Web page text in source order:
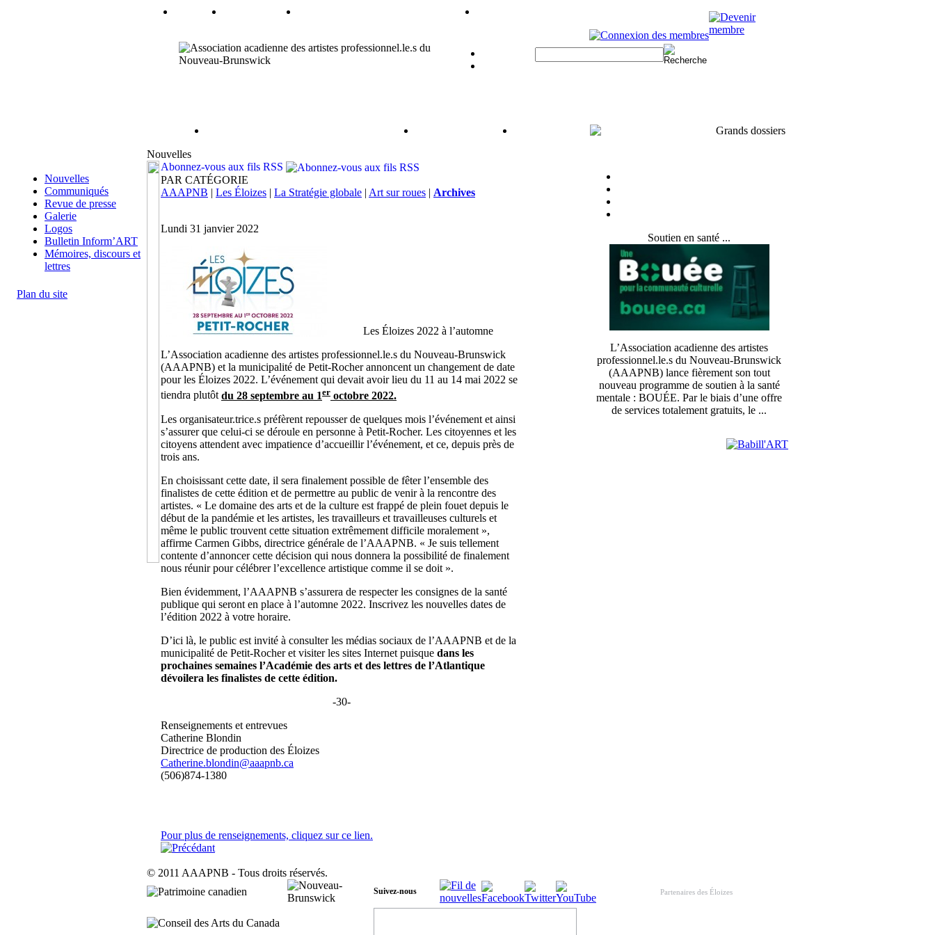
Nouvelles
Communiqués
Revue de presse
Galerie
Logos
Bulletin Inform’ART
Mémoires, discours et
lettres
Plan du site
Nouvelles
Abonnez-vous aux fils RSS
PAR CATÉGORIE
AAAPNB | Les Éloizes | La Stratégie globale | Art sur roues | Archives
Lundi 31 janvier 2022
Les Éloizes 2022 à l’automne
L’Association acadienne des artistes professionnel.le.s du Nouveau-Brunswick
(AAAPNB) et la municipalité de Petit-Rocher annoncent un changement de date
pour les Éloizes 2022. L’événement qui devait avoir lieu du 11 au 14 mai 2022 se
tiendra plutôtdu 28 septembre au 1er octobre 2022.
Les organisateur.trice.s préfèrent repousser de quelques mois l’événement et ainsi
s’assurer que celui-ci se déroule en personne à Petit-Rocher. Les citoyennes et les
citoyens attendent avec impatience d’accueillir l’événement, et ce, depuis près de
trois ans.
En choisissant cette date, il sera finalement possible de fêter l’ensemble des
finalistes de cette édition et de permettre au public de venir à la rencontre des
artistes. « Le domaine des arts et de la culture est frappé de plein fouet depuis le
début de la pandémie et les artistes, les travailleurs et travailleuses culturels et
même le public trouvent cette situation extrêmement difficile moralement »,
affirme Carmen Gibbs, directrice générale de l’AAAPNB. « Je suis tellement
contente d’annoncer cette décision qui nous donnera la possibilité de finalement
nous réunir pour célébrer l’excellence artistique comme il se doit ».
Bien évidemment, l’AAAPNB s’assurera de respecter les consignes de la santé
publique qui seront en place à l’automne 2022. Inscrivez les nouvelles dates de
l’édition 2022 à votre horaire.
D’ici là, le public est invité à consulter les médias sociaux de l’AAAPNB et de la
municipalité de Petit-Rocher et visiter les sites Internet puisque dans les
prochaines semaines l’Académie des arts et des lettres de l’Atlantique
dévoilera les finalistes de cette édition.
-30-
Renseignements et entrevues
Catherine Blondin
Directrice de production des Éloizes
Catherine.blondin@aaapnb.ca
(506)874-1380
Pour plus de renseignements, cliquez sur ce lien.
© 2011 AAAPNB - Tous droits réservés.
Soutien en santé ...
L’Association acadienne des artistes
professionnel.le.s du Nouveau-Brunswick
(AAAPNB) lance fièrement son tout
nouveau programme de soutien à la santé
mentale : BOUÉE. Par le biais d’une offre
de services totalement gratuits, le ...
Suivez-nous Partenaires des Éloizes